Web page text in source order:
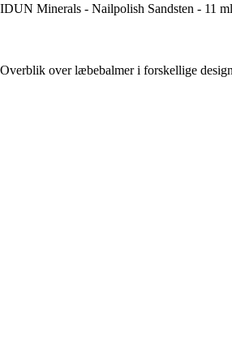
IDUN Minerals - Nailpolish Sandsten - 11 ml
Overblik over læbebalmer i forskellige